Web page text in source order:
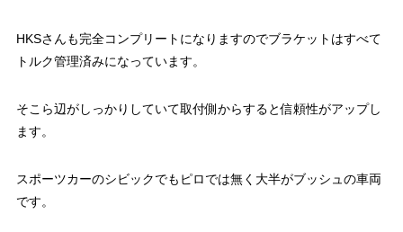
HKSさんも完全コンプリートになりますのでブラケットはすべて
トルク管理済みになっています。
そこら辺がしっかりしていて取付側からすると信頼性がアップし
ます。
スポーツカーのシビックでもピロでは無く大半がブッシュの車両
です。